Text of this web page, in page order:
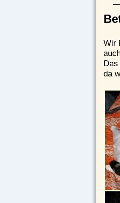
Wir
da